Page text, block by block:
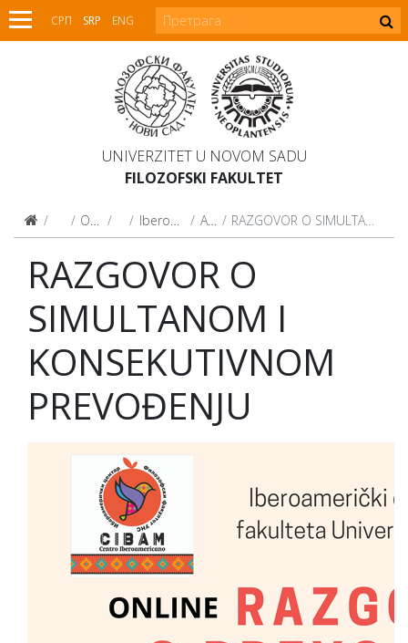
СРП SRP ENG
UNIVERZITET U NOVOM SADU
FILOZOFSKI FAKULTET
Fakultet
O Fakultetu CentriIberoamerički centar Aktivnosti RAZGOVOR O SIMULTANOM I KONSEKUTIVNOM PREVOĐENJU
RAZGOVOR O
SIMULTANOM I
KONSEKUTIVNOM
PREVOĐENJU